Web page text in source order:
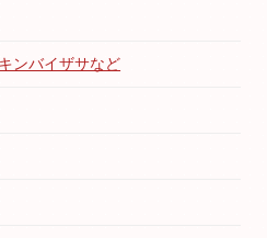
ンバイザサなど